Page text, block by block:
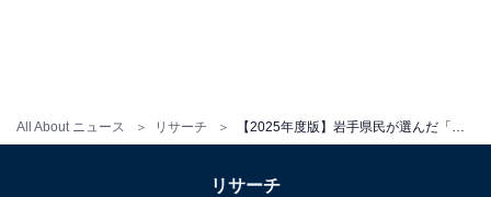
All About ニュース リサーチ 【2025年度版】岩手県民が選んだ「住み続けたい街（自治体）」ランキング！ 2位「雫石町」を抑えた1位は？
リサーチ